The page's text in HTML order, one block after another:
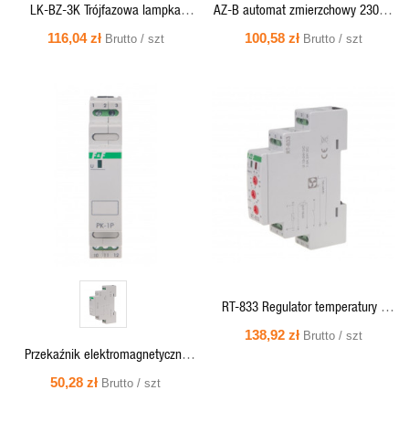
LK-BZ-3K Trójfazowa lampka
kontrolna z zabezpieczeniem
116,04 zł Brutto / szt
AZ-B automat zmierzchowy 230V z
zewnętrzną sondą hermetyczną
100,58 zł Brutto / szt
SZYBKI
PODGLĄD
Przekaźnik elektromagnetyczny
PK-1P 230V
50,28 zł Brutto / szt
SZYBKI
PODGLĄD
RT-833 Regulator temperatury z
regulacją prędkości obrotowej
138,92 zł Brutto / szt